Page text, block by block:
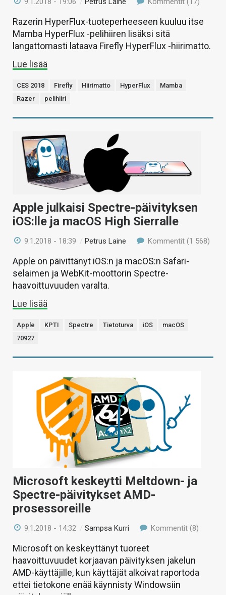
Razerin HyperFlux-tuoteperheeseen kuuluu itse
Mamba HyperFlux -pelihiiren lisäksi sitä
langattomasti lataava Firefly HyperFlux -hiirimatto.
Lue lisää
CES 2018 Firefly Hiirimatto HyperFlux
Mamba
Razer
pelihiiri
Apple julkaisi Spectre-päivityksen
iOS:lle ja macOS High Sierralle
9.1.2018 - 18:39 /Petrus Laine Kommentit (1 568)
Apple on päivittänyt iOS:n ja macOS:n Safari-
selaimen ja WebKit-moottorin Spectre-
haavoittuvuuden varalta.
Lue lisää
Apple KPTI Spectre Tietoturva iOS
macOS
70927
Microsoft keskeytti Meltdown- ja
Spectre-päivitykset AMD-
prosessoreille
9.1.2018 - 14:32 /Sampsa Kurri Kommentit (8)
Microsoft on keskeyttänyt tuoreet
haavoittuvuudet korjaavan päivityksen jakelun
AMD-käyttäjille, kun käyttäjät alkoivat raportoda
ettei tietokone enää käynnisty Windowsiin